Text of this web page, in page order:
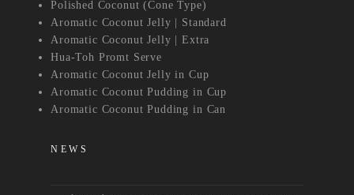
Polished Coconut (Cone Type)
Aromatic Coconut Jelly | Standard
Aromatic Coconut Jelly | Extra
Hua-Toh Promt Serve
Aromatic Coconut Jelly in Cup
Aromatic Coconut Pudding in Cup
Aromatic Coconut Pudding in Can
NEWS